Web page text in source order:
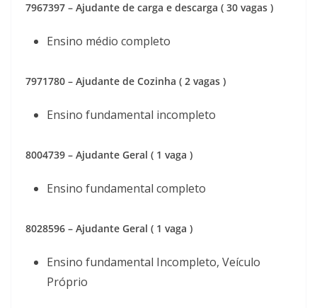
7967397 – Ajudante de carga e descarga ( 30 vagas )
Ensino médio completo
7971780 – Ajudante de Cozinha ( 2 vagas )
Ensino fundamental incompleto
8004739 – Ajudante Geral ( 1 vaga )
Ensino fundamental completo
8028596 – Ajudante Geral ( 1 vaga )
Ensino fundamental Incompleto, Veículo
Próprio